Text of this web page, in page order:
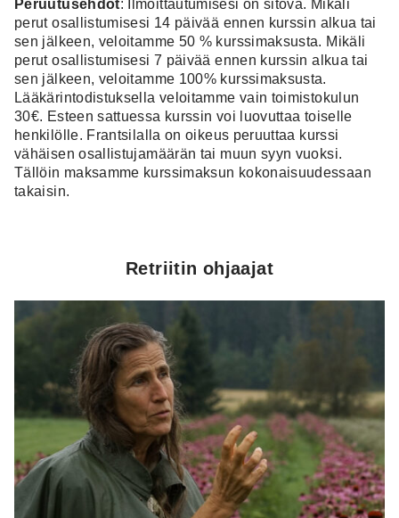
Peruutusehdot: Ilmoittautumisesi on sitova. Mikäli
perut osallistumisesi 14 päivää ennen kurssin alkua tai
sen jälkeen, veloitamme 50 % kurssimaksusta. Mikäli
perut osallistumisesi 7 päivää ennen kurssin alkua tai
sen jälkeen, veloitamme 100% kurssimaksusta.
Lääkärintodistuksella veloitamme vain toimistokulun
30€. Esteen sattuessa kurssin voi luovuttaa toiselle
henkilölle. Frantsilalla on oikeus peruuttaa kurssi
vähäisen osallistujamäärän tai muun syyn vuoksi.
Tällöin maksamme kurssimaksun kokonaisuudessaan
takaisin.
Retriitin ohjaajat